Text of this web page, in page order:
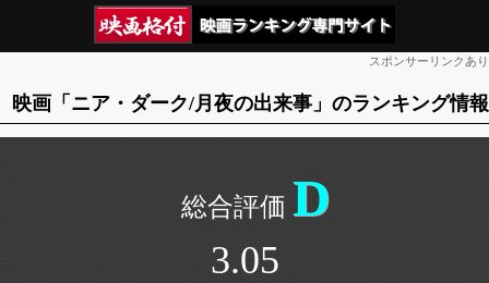
スポンサーリンクあり
映画「ニア・ダーク/月夜の出来事」のランキング情報
D
3.05